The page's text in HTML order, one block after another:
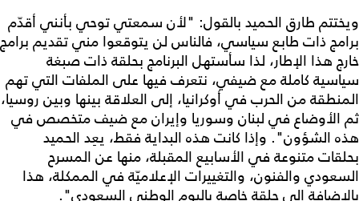
ويختتم طارق الحميد بالقول: "لأن سمعتي توحي بأنني أقدّم
برامج ذات طابع سياسي، فالناس لن يتوقعوا مني تقديم برامج
خارج هذا الإطار، لذا سأستهل البرنامج بحلقة ذات صبغة
سياسية كاملة مع ضيفي، نتعرف فيها على الملفات التي تهم
المنطقة من الحرب في أوكرانيا، إلى العلاقة بينها وبين روسيا،
ثم الأوضاع في لبنان وسوريا وإيران مع ضيف متخصص في
هذه الشؤون". وإذا كانت هذه البداية فقط، يعِد الحميد
بحلقات متنوعة في الأسابيع المقبلة، منها عن المسرح
السعودي والفنون، والتغييرات الإعلاميّة في الممكلة، هذا
بالإضافة إلى حلقة خاصة باليوم الوطني السعودي".